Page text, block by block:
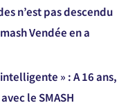
n’est pas descendu
Vendée en a
» : A 16 ans,
le SMASH